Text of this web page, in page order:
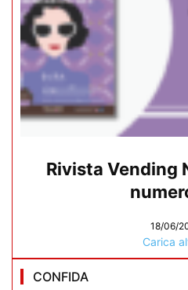
Rivista Vending
18/06/
Carica
CONFIDA